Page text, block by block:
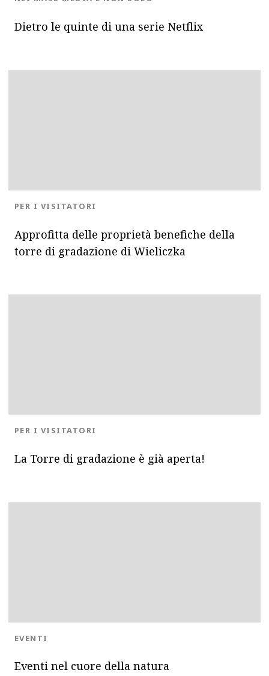
Dietro le quinte di una serie Netflix
Approfitta delle proprietà benefiche della
torre di gradazione di Wieliczka
BLOG.CATEGORY
PER I VISITATORI
La Torre di gradazione è già aperta!
BLOG.CATEGORY
PER I VISITATORI
Eventi nel cuore della natura
BLOG.CATEGORY
EVENTI